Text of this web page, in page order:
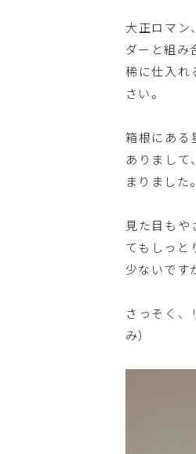
大正ロマン
ダーと組み
稀に仕入れ
さい。
箱根にある
ありまして
まりました
見た目も
てもしっと
少ないです
さっそく
み）